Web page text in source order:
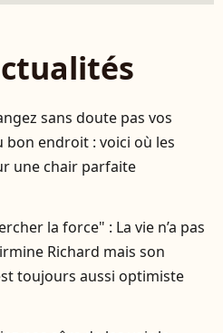
sans doute pas vos
bon endroit : voici où les
une chair parfaite
la force" : La vie n’a pas
Richard mais son
toujours aussi optimiste